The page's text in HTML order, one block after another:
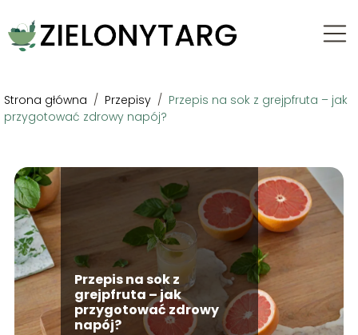
Strona główna / Przepisy / Przepis na sok z grejpfruta – jak
przygotować zdrowy napój?
Przepis na sok z
grejpfruta – jak
przygotować zdrowy
napój?